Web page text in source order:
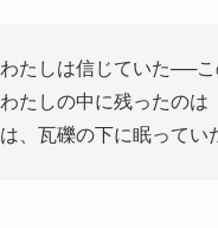
わたしは信じていた──
わたしの中に残ったの
は、瓦礫の下に眠ってい